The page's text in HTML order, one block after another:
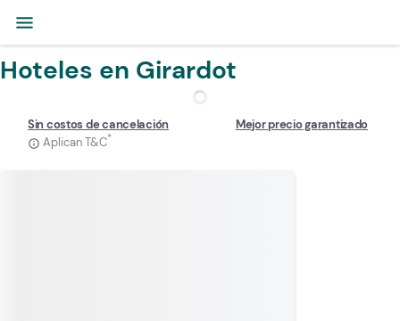
menu
Hoteles en Girardot
Sin costos de cancelación
info_outline Aplican T&C*
Mejor precio garantizado